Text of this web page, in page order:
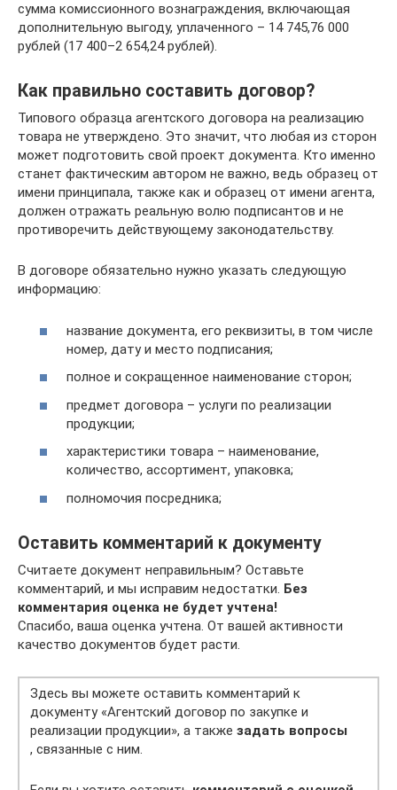
сумма комиссионного вознаграждения, включающая
дополнительную выгоду, уплаченного – 14 745,76 000
рублей (17 400–2 654,24 рублей).
Как правильно составить договор?
Типового образца агентского договора на реализацию
товара не утверждено. Это значит, что любая из сторон
может подготовить свой проект документа. Кто именно
станет фактическим автором не важно, ведь образец от
имени принципала, также как и образец от имени агента,
должен отражать реальную волю подписантов и не
противоречить действующему законодательству.
В договоре обязательно нужно указать следующую
информацию:
название документа, его реквизиты, в том числе
номер, дату и место подписания;
полное и сокращенное наименование сторон;
предмет договора – услуги по реализации
продукции;
характеристики товара – наименование,
количество, ассортимент, упаковка;
полномочия посредника;
Оставить комментарий к документу
Считаете документ неправильным? Оставьте
комментарий, и мы исправим недостатки. Без
комментария оценка не будет учтена!
Спасибо, ваша оценка учтена. От вашей активности
качество документов будет расти.
Здесь вы можете оставить комментарий к
документу «Агентский договор по закупке и
реализации продукции», а также задать вопросы
, связанные с ним.